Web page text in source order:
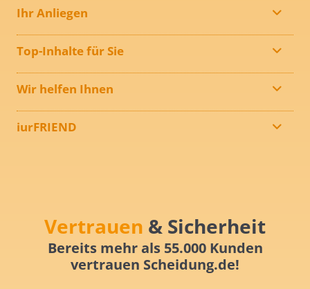
Ihr Anliegen
Top-Inhalte für Sie
Wir helfen Ihnen
iurFRIEND
Vertrauen & Sicherheit
Bereits mehr als 55.000 Kunden
vertrauen Scheidung.de!